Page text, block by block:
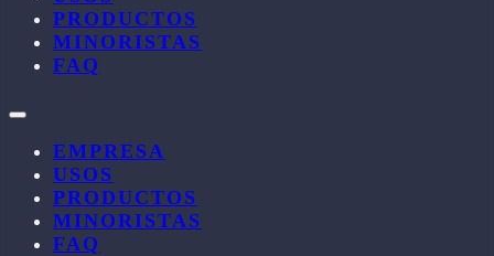
PRODUCTOS
MINORISTAS
FAQ
EMPRESA
USOS
PRODUCTOS
MINORISTAS
FAQ